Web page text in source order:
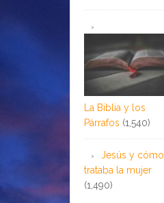
La Biblia y los
Párrafos (1,540)
Jesús y cómo
trataba la mujer
(1,490)